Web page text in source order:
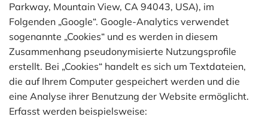
Parkway, Mountain View, CA 94043, USA), im
Folgenden „Google“. Google-Analytics verwendet
sogenannte „Cookies“ und es werden in diesem
Zusammenhang pseudonymisierte Nutzungsprofile
erstellt. Bei „Cookies“ handelt es sich um Textdateien,
die auf Ihrem Computer gespeichert werden und die
eine Analyse ihrer Benutzung der Website ermöglicht.
Erfasst werden beispielsweise: